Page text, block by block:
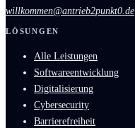
willkommen@antrieb2punkt0.de
LÖSUNGEN
Alle Leistungen
Softwareentwicklung
Digitalisierung
Cybersecurity
Barrierefreiheit